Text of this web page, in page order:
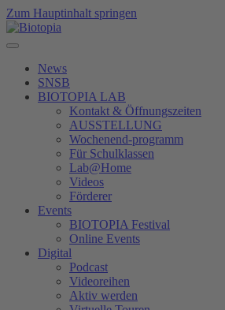
Zum Hauptinhalt springen
News
SNSB
BIOTOPIA LAB
Kontakt & Öffnungszeiten
AUSSTELLUNG
Wochenend-programm
Für Schulklassen
Lab@Home
Videos
Förderer
Events
BIOTOPIA Festival
Online Events
Digital
Podcast
Videoreihen
Aktiv werden